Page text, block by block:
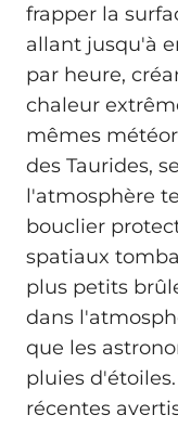
frapper la
allant jusqu'à
par heure,
chaleur
mêmes
des Taurides,
l'atmosphère
bouclier
spatiaux
plus petits
dans
que les
pluies
récentes